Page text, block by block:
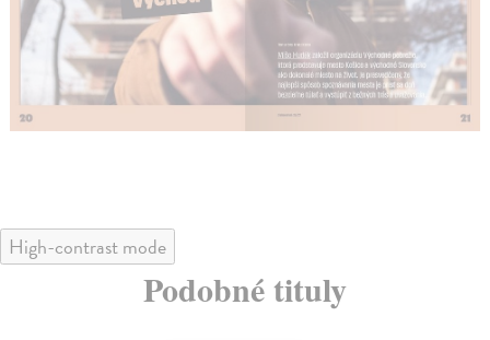
High-contrast mode
Podobné tituly